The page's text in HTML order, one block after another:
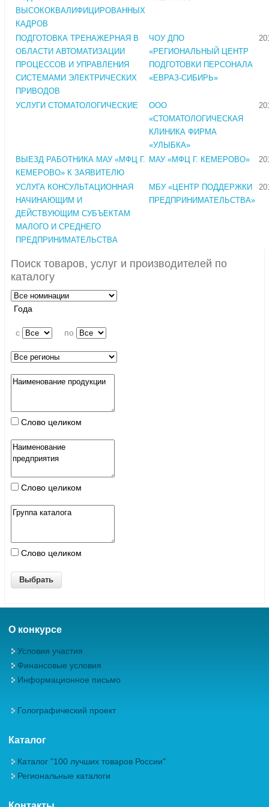
ВЫСОКОКВАЛИФИЦИРОВАННЫХ
КАДРОВ
ПОДГОТОВКА ТРЕНАЖЕРНАЯ В
ОБЛАСТИ АВТОМАТИЗАЦИИ
ПРОЦЕССОВ И УПРАВЛЕНИЯ
СИСТЕМАМИ ЭЛЕКТРИЧЕСКИХ
ПРИВОДОВ
ЧОУ ДПО
«РЕГИОНАЛЬНЫЙ ЦЕНТР
ПОДГОТОВКИ ПЕРСОНАЛА
«ЕВРАЗ-СИБИРЬ»
УСЛУГИ СТОМАТОЛОГИЧЕСКИЕ
ООО
«СТОМАТОЛОГИЧЕСКАЯ
КЛИНИКА ФИРМА
«УЛЫБКА»
ВЫЕЗД РАБОТНИКА МАУ «МФЦ Г.
КЕМЕРОВО» К ЗАЯВИТЕЛЮ
МАУ «МФЦ Г. КЕМЕРОВО»
УСЛУГА КОНСУЛЬТАЦИОННАЯ
НАЧИНАЮЩИМ И
ДЕЙСТВУЮЩИМ СУБЪЕКТАМ
МАЛОГО И СРЕДНЕГО
ПРЕДПРИНИМАТЕЛЬСТВА
МБУ «ЦЕНТР ПОДДЕРЖКИ
ПРЕДПРИНИМАТЕЛЬСТВА»
Поиск товаров, услуг и производителей по
каталогу
Года
c по
Слово целиком
Слово целиком
Слово целиком
О конкурсе
Условия участия
Финансовые условия
Информационное письмо
Голографический проект
Каталог
Каталог "100 лучших товаров России"
Региональные каталоги